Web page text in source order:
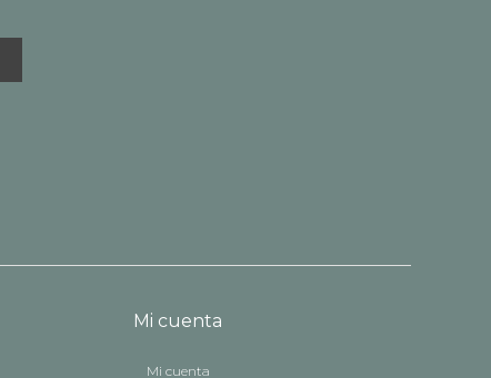
Mi cuenta
Mi cuenta